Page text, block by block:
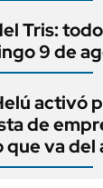
Tris:
9 de
activó
de
que va del